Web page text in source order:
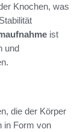
Knochen, was
ist
und
die der Körper
in Form von